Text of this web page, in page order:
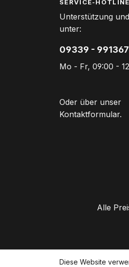
SERVICE-HOTLINE
Unterstützung
unter:
09339 - 991367
Mo - Fr, 09:00 -
Oder über unser
Kontaktformular.
Alle
Diese Website